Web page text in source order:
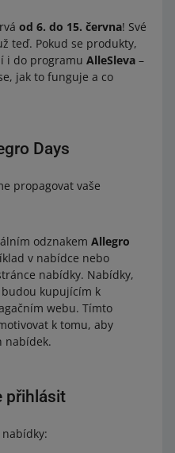
od 6. do 15. června! Své
teď. Pokud se produkty,
i do programu AlleSleva –
jak to funguje a co
Days
propagovat vaše
odznakem Allegro
v nabídce nebo
nabídky. Nabídky,
kupujícím k
webu. Tímto
k tomu, aby
nabídek.
přihlásit